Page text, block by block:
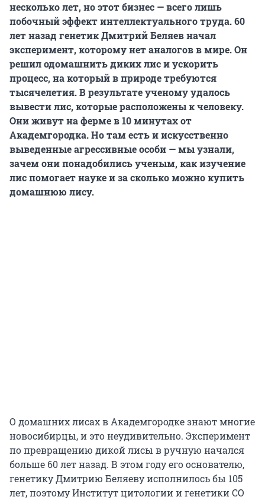
несколько лет, но этот бизнес — всего лишь
побочный эффект интеллектуального труда. 60
лет назад генетик Дмитрий Беляев начал
эксперимент, которому нет аналогов в мире. Он
решил одомашнить диких лис и ускорить
процесс, на который в природе требуются
тысячелетия. В результате ученому удалось
вывести лис, которые расположены к человеку.
Они живут на ферме в 10 минутах от
Академгородка. Но там есть и искусственно
выведенные агрессивные особи — мы узнали,
зачем они понадобились ученым, как изучение
лис помогает науке и за сколько можно купить
домашнюю лису.
О домашних лисах в Академгородке знают многие
новосибирцы, и это неудивительно. Эксперимент
по превращению дикой лисы в ручную начался
больше 60 лет назад. В этом году его основателю,
генетику Дмитрию Беляеву исполнилось бы 105
лет, поэтому Институт цитологии и генетики СО